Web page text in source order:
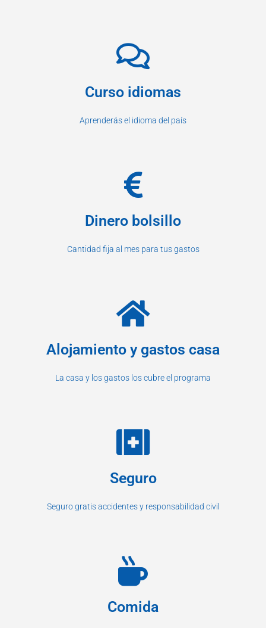
Curso idiomas
Aprenderás el idioma del país
Dinero bolsillo
Cantidad fija al mes para tus gastos
Alojamiento y gastos casa
La casa y los gastos los cubre el programa
Seguro
Seguro gratis accidentes y responsabilidad civil
Comida